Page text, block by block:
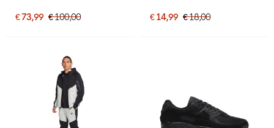
€ 73,99 € 100,00
€ 14,99 € 18,00